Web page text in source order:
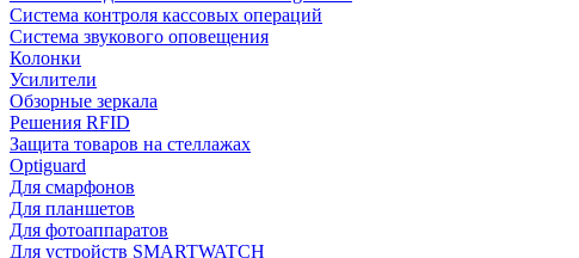
Система контроля кассовых операций
Система звукового оповещения
Колонки
Усилители
Обзорные зеркала
Решения RFID
Защита товаров на стеллажах
Optiguard
Для смарфонов
Для планшетов
Для фотоаппаратов
Для устройств SMARTWATCH